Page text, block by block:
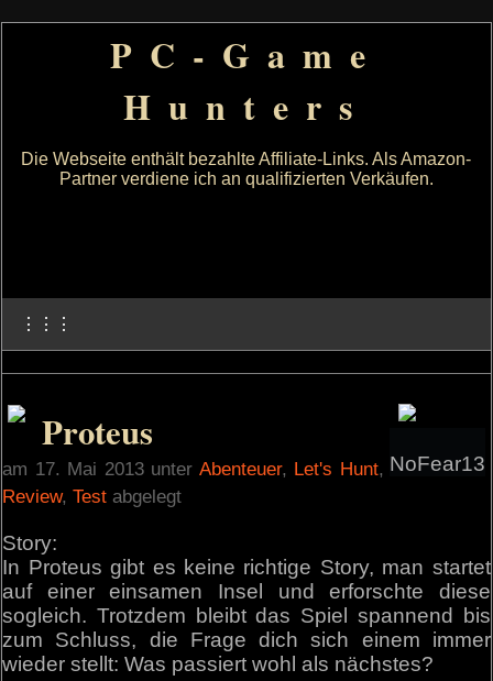
PC-Game
Hunters
Die Webseite enthält bezahlte Affiliate-Links. Als Amazon-
Partner verdiene ich an qualifizierten Verkäufen.
⋮⋮⋮
NoFear13
Proteus
am 17. Mai 2013 unter Abenteuer, Let's Hunt,
Review,Test abgelegt
Story:
In Proteus gibt es keine richtige Story, man startet
auf einer einsamen Insel und erforschte diese
sogleich. Trotzdem bleibt das Spiel spannend bis
zum Schluss, die Frage dich sich einem immer
wieder stellt: Was passiert wohl als nächstes?